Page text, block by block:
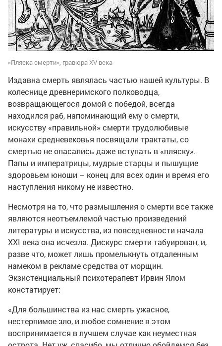
«Пляска смерти», гравюра XV века
Издавна смерть являлась частью нашей культуры. В
колеснице древнеримского полководца,
возвращающегося домой с победой, всегда
находился раб, напоминающий ему о смерти,
искусству «правильной» смерти трудолюбивые
монахи средневековья посвящали трактаты, со
смертью не опасались даже вступать в «пляску».
Папы и императрицы, мудрые старцы и пышущие
здоровьем юноши – конец для всех один и время его
наступления никому не известно.
Несмотря на то, что размышления о смерти все также
являются неотъемлемой частью произведений
литературы и искусства, из повседневности начала
XXI века она исчезла. Дискурс смерти табуирован, и,
разве что, может лишь промелькнуть отдаленным
намеком в рекламе средства от морщин.
Экзистенциальный психотерапевт Ирвин Ялом
констатирует:
«Для большинства из нас смерть ужасное,
нестерпимое зло, и любое сомнение в этом
воспринимается в лучшем случае как неуместная